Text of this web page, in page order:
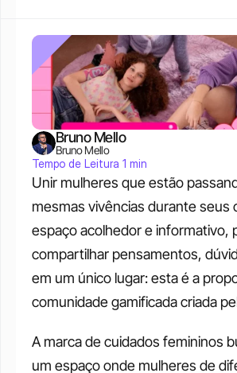
Unir mulheres que estão
mesmas vivências durante seus
espaço acolhedor e informativo,
compartilhar pensamentos,
em um único lugar: esta é a
comunidade gamificada criada
A marca de cuidados femininos
um espaço onde mulheres de
Bruno Mello
Bruno Mello
Tempo de Leitura 1 min